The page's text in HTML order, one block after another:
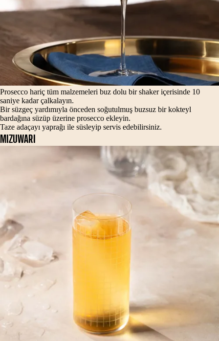
Prosecco hariç tüm malzemeleri buz dolu bir shaker içerisinde 10
saniye kadar çalkalayın.
Bir süzgeç yardımıyla önceden soğutulmuş buzsuz bir kokteyl
bardağına süzüp üzerine prosecco ekleyin.
Taze adaçayı yaprağı ile süsleyip servis edebilirsiniz.
MIZUWARI